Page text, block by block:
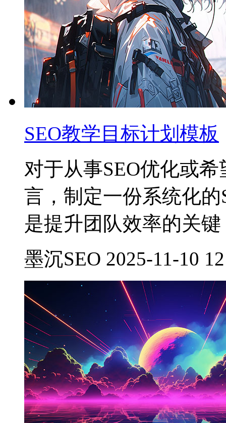
SEO教学目标计划模板
对于从事SEO优化或
言，制定一份系统化
是提升团队效率的关
墨沉SEO 2025-11-10